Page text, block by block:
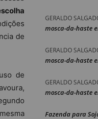
de
de
GERALDO
mosca-da-haste
GERALDO
mosca-da-haste
GERALDO
mosca-da-haste
Fazenda para